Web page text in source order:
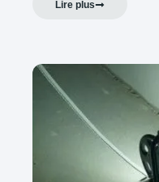
Lire plus